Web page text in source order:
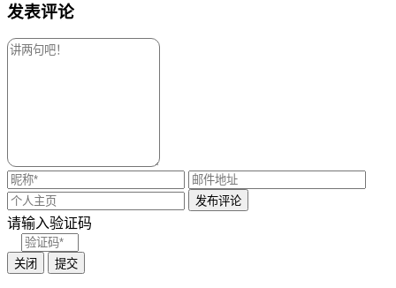
发表评论
请输入验证码
关闭 提交